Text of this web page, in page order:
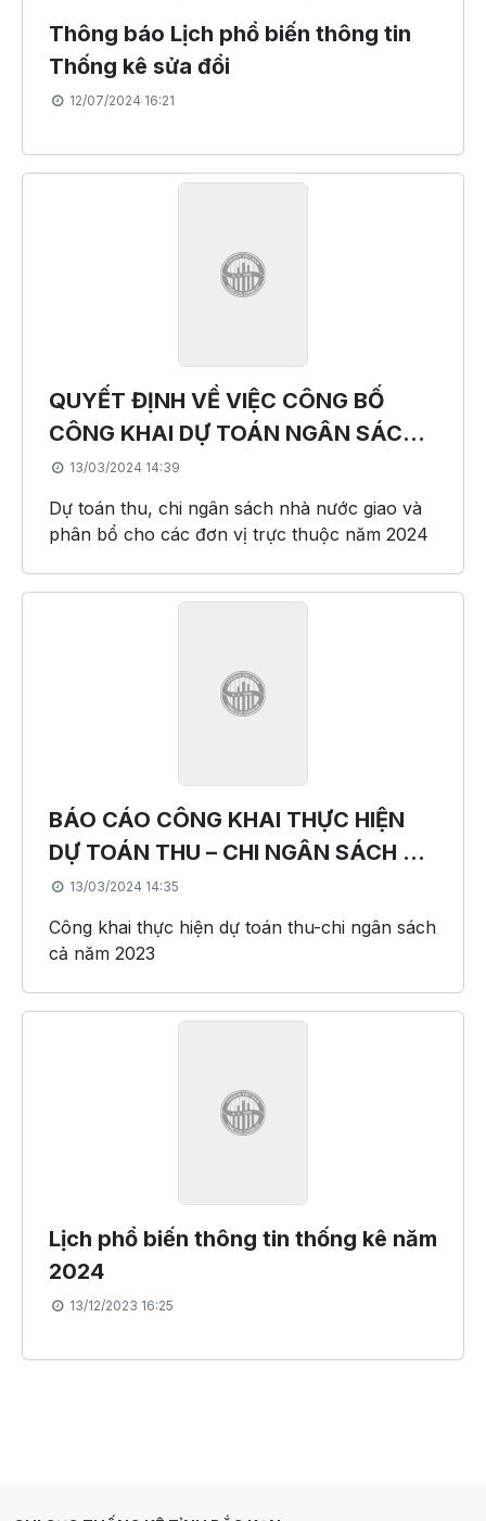
Thông báo Lịch phổ biến thông tin
Thống kê sửa đổi
12/07/2024 16:21
QUYẾT ĐỊNH VỀ VIỆC CÔNG BỐ
CÔNG KHAI DỰ TOÁN NGÂN SÁCH
NĂM 2024 CỦA TỔNG CỤC THỐNG
KÊ
13/03/2024 14:39
Dự toán thu, chi ngân sách nhà nước giao và
phân bổ cho các đơn vị trực thuộc năm 2024
BÁO CÁO CÔNG KHAI THỰC HIỆN
DỰ TOÁN THU – CHI NGÂN SÁCH CẢ
NĂM 2023
13/03/2024 14:35
Công khai thực hiện dự toán thu-chi ngân sách
cả năm 2023
Lịch phổ biến thông tin thống kê năm
2024
13/12/2023 16:25